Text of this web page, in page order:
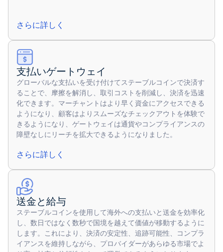
さらに詳しく
支払いゲートウェイ
グローバルな支払いを受け付けてステーブルコインで決済す
ることで、摩擦を解消し、取引コストを削減し、決済を迅速
化できます。マーチャントはより早く資金にアクセスできる
ようになり、顧客はよりスムーズなチェックアウトを体験で
きるようになり、ゲートウェイは通貨やコンプライアンスの
障壁なしにリーチを拡大できるようになりました。
さらに詳しく
送金と給与
ステーブルコインを使用して海外への支払いと送金を効率化
し、数日ではなく数秒で国境を越えて価値が移動するように
します。これにより、決済の安定性、追跡可能性、コンプラ
イアンスを維持しながら、プロバイダーがあらゆる市場でよ